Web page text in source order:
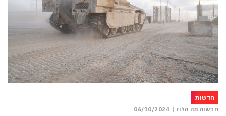
חדשות
חדשות מה הלוז | 06/10/2024